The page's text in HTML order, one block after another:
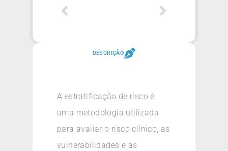
DESCRIÇÃO
A estratificação de risco é
uma metodologia utilizada
para avaliar o risco clínico, as
vulnerabilidades e as